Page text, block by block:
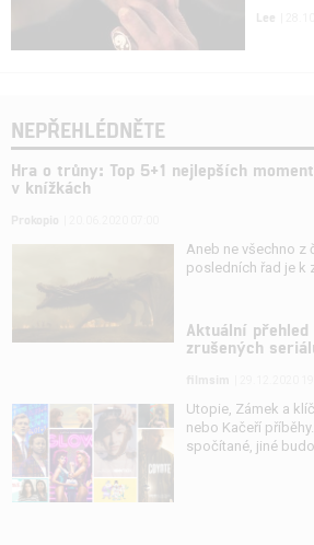
Lee
NEPŘEHLÉDNĚTE
Hra o trůny: Top 5+1 nejlepších
v knížkách
Aneb ne všechno z
posledních řad je k
Aktuální přehled
zrušených
Utopie, Zámek a
nebo Kačeří
spočítané, jiné